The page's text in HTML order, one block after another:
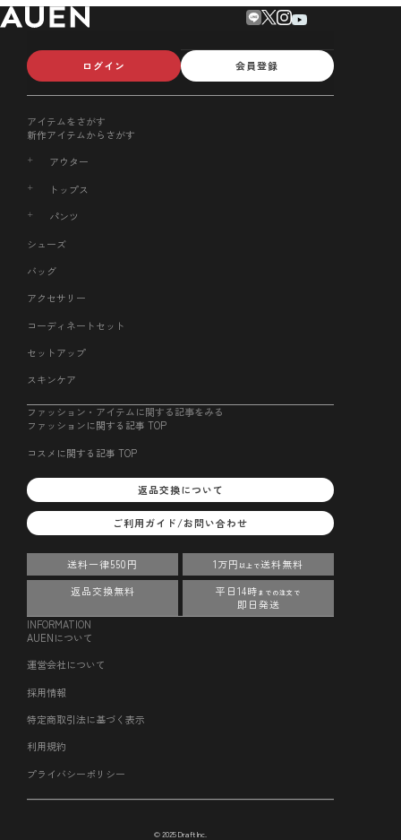
ログイン 会員登録
アイテムをさがす
新作アイテムからさがす
アウター
トップス
パンツ
シューズ
バッグ
アクセサリー
コーディネートセット
セットアップ
スキンケア
ファッション・アイテムに関する記事をみる
ファッションに関する記事 TOP
コスメに関する記事 TOP
返品交換について
ご利用ガイド/お問い合わせ
送料一律550円 1万円 以上で送料無料
返品交換無料
平日14時 までの注文で
即日発送
INFORMATION
AUENについて
運営会社について
採用情報
特定商取引法に基づく表示
利用規約
プライバシーポリシー
© 2025 Draft Inc.